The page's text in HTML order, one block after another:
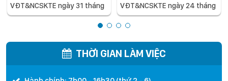
VĐT&NCSKTE ngày 31 tháng
7 năm 2026 V/v Danh sách
người thực hành hoàn thành
bệnh, chữa bệnh đối với chức
danh Bác sĩ Y khoa
VĐT&NCSKTE ngày 24 tháng
7 năm 2026 V/v Danh sách
người thực hành khám bệnh,
THỜI GIAN LÀM VIỆC